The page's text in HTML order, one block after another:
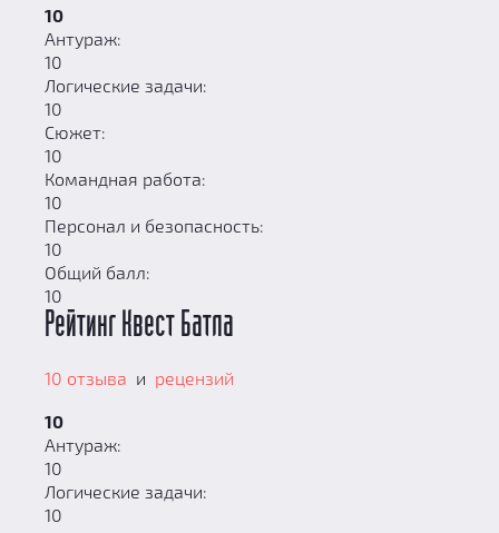
10
Антураж:
10
Логические задачи:
10
Сюжет:
10
Командная работа:
10
Персонал и безопасность:
10
Общий балл:
10
Рейтинг Квест Батла
10 отзыва и рецензий
10
Антураж:
10
Логические задачи:
10